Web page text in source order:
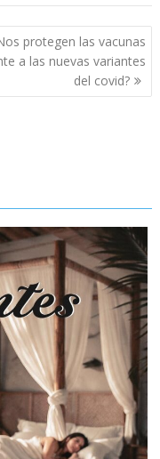
protegen las vacunas
a las nuevas variantes
del covid?